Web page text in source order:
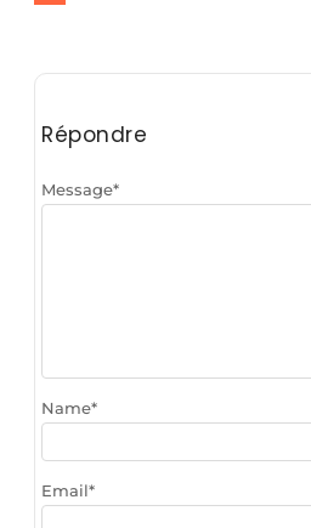
Répondre
Message*
Name*
Email*